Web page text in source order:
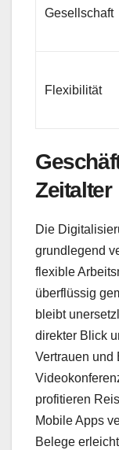
Gesellschaft
Flexibilität
Zeitalter
Die
grundlegend
flexible
überflüssig
bleibt
direkter Blick
Vertrauen und
profitieren
Mobile Apps
Belege